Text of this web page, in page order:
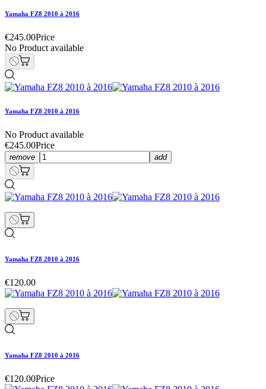
Yamaha FZ8 2010 à 2016
€245.00Price
No Product available
Yamaha FZ8 2010 à 2016
No Product available
€245.00Price
remove add
Yamaha FZ8 2010 à 2016
€120.00
Yamaha FZ8 2010 à 2016
€120.00Price